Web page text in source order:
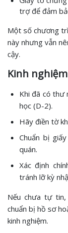
trợ để đảm
Một số chương
này nhưng vẫn
cậy.
Kinh
Khi đã có thư
học (D-2).
Hãy điền tờ
Chuẩn bị
quán.
Xác định
tránh lỡ kỳ
Nếu chưa tự
chuẩn bị hồ sơ
kinh nghiệm.